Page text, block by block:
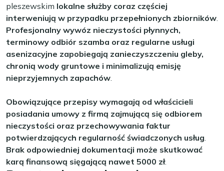
pleszewskim lokalne służby coraz częściej
interweniują w przypadku przepełnionych zbiorników.
Profesjonalny wywóz nieczystości płynnych,
terminowy odbiór szamba oraz regularne usługi
asenizacyjne zapobiegają zanieczyszczeniu gleby,
chronią wody gruntowe i minimalizują emisję
nieprzyjemnych zapachów.
Obowiązujące przepisy wymagają od właścicieli
posiadania umowy z firmą zajmującą się odbiorem
nieczystości oraz przechowywania faktur
potwierdzających regularność świadczonych usług.
Brak odpowiedniej dokumentacji może skutkować
karą finansową sięgającą nawet 5000 zł.